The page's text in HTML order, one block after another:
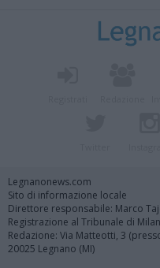
Legnanonews.com
Sito di informazione locale
Direttore responsabile: Marco
Registrazione al Tribunale di
Redazione: Via Matteotti, 3
20025 Legnano (MI)